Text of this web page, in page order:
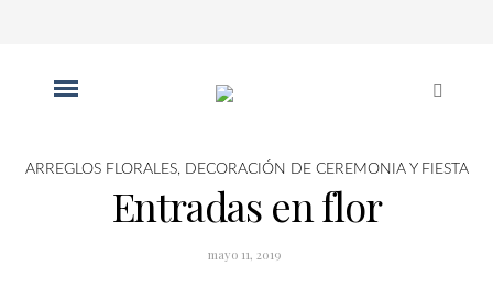
ARREGLOS FLORALES, DECORACIÓN DE CEREMONIA Y FIESTA
Entradas en flor
mayo 11, 2019